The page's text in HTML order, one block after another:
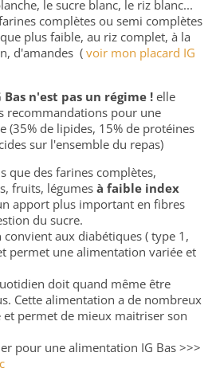
le sucre blanc, le riz blanc...
complètes ou semi complètes
plus faible, au riz complet, à la
d'amandes ( voir mon placard IG
n'est pas un régime ! elle
recommandations pour une
(35% de lipides, 15% de protéines
sur l'ensemble du repas)
que des farines complètes,
fruits, légumes à faible index
apport plus important en fibres
du sucre.
aux diabétiques ( type 1,
permet une alimentation variée et
doit quand même être
Cette alimentation a de nombreux
permet de mieux maitriser son
pour une alimentation IG Bas >>>